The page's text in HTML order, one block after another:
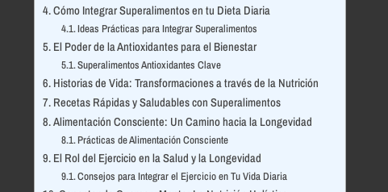
Cómo Integrar Superalimentos en tu Dieta Diaria
Ideas Prácticas para Integrar Superalimentos
El Poder de la Antioxidantes para el Bienestar
Superalimentos Antioxidantes Clave
Historias de Vida: Transformaciones a través de la Nutrición
Recetas Rápidas y Saludables con Superalimentos
Alimentación Consciente: Un Camino hacia la Longevidad
Prácticas de Alimentación Consciente
El Rol del Ejercicio en la Salud y la Longevidad
Consejos para Integrar el Ejercicio en Tu Vida Diaria